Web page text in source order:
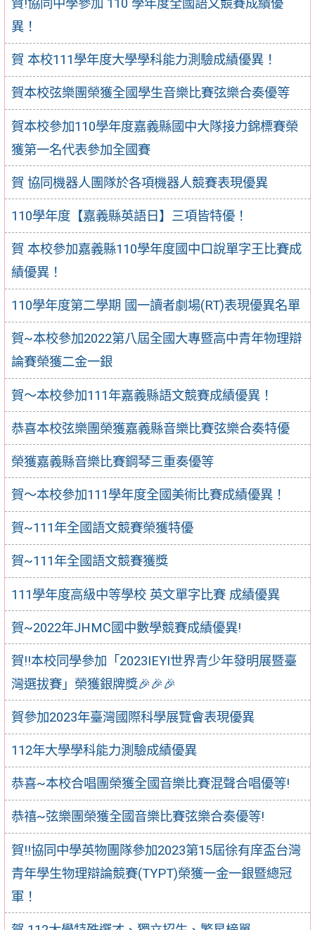
賀!協同中學參加 110 學年度全國語文競賽成績優
異！
賀 本校111學年度大學學科能力測驗成績優異！
賀本校弦樂團榮獲全國學生音樂比賽弦樂合奏優等
賀本校參加110學年度嘉義縣國中大隊接力錦標賽榮
獲第一名代表參加全國賽
賀 協同機器人團隊於各項機器人競賽表現優異
110學年度【嘉義縣英語日】三項皆特優！
賀 本校參加嘉義縣110學年度國中口說單字王比賽成
績優異！
110學年度第二學期 國一讀者劇場(RT)表現優異名單
賀~本校參加2022第八屆全國大專暨高中青年物理辯
論賽榮獲二金一銀
賀～本校參加111年嘉義縣語文競賽成績優異！
恭喜本校弦樂團榮獲嘉義縣音樂比賽弦樂合奏特優
榮獲嘉義縣音樂比賽鋼琴三重奏優等
賀～本校參加111學年度全國美術比賽成績優異！
賀~111年全國語文競賽榮獲特優
賀~111年全國語文競賽獲獎
111學年度高級中等學校 英文單字比賽 成績優異
賀~2022年JHMC國中數學競賽成績優異!
賀!!本校同學參加「2023IEYI世界青少年發明展暨臺
灣選拔賽」榮獲銀牌獎🎉🎉🎉
賀參加2023年臺灣國際科學展覽會表現優異
112年大學學科能力測驗成績優異
恭喜~本校合唱團榮獲全國音樂比賽混聲合唱優等!
恭禧~弦樂團榮獲全國音樂比賽弦樂合奏優等!
賀‼️協同中學英物團隊參加2023第15屆徐有庠盃台灣
青年學生物理辯論競賽(TYPT)榮獲一金一銀暨總冠
軍！